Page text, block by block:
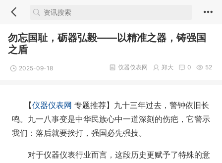
勿忘国耻，砺器弘毅——以精准之器，铸强国
之盾
2025-09-18 52
0
郑大
仪器仪表网
【仪器仪表网 专题推荐】九十三年过去，警钟依旧长
鸣。九一八事变是中华民族心中一道深刻的伤疤，它警示
我们：落后就要挨打，强国必先强技。
对于仪器仪表行业而言，这段历史更赋予了特殊的意